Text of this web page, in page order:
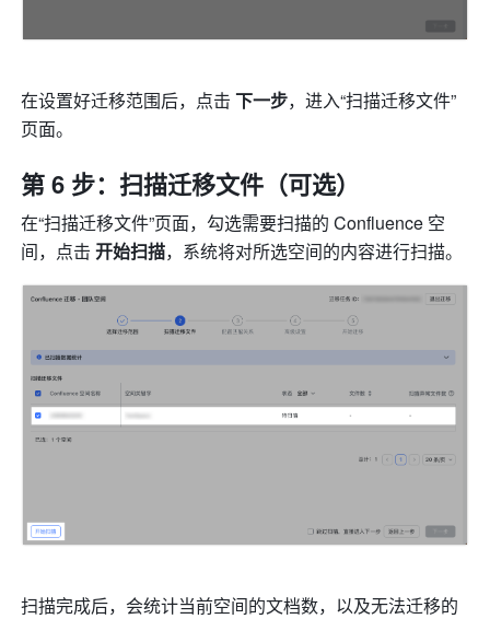
在设置好迁移范围后，点击 下一步，进入“扫描迁移文件”
页面。
第 6 步：扫描迁移文件（可选）
在“扫描迁移文件”页面，勾选需要扫描的 Confluence 空
间，点击 开始扫描，系统将对所选空间的内容进行扫描。
扫描完成后，会统计当前空间的文档数，以及无法迁移的